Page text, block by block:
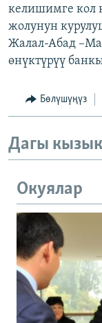
келишимге кол
жолунун
Жалал-Абад
өнүктүрүү
Бөлүшүңүз
Дагы
Окуялар